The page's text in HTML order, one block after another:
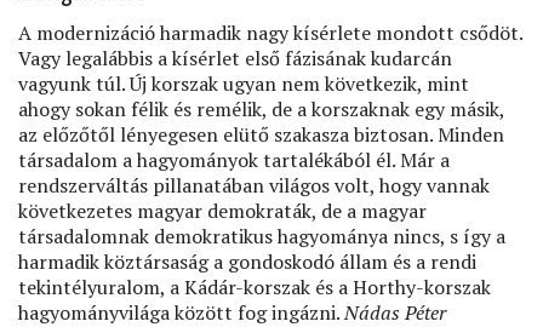
A modernizáció harmadik nagy kísérlete mondott csődöt.
Vagy legalábbis a kísérlet első fázisának kudarcán
vagyunk túl. Új korszak ugyan nem következik, mint
ahogy sokan félik és remélik, de a korszaknak egy másik,
az előzőtől lényegesen elütő szakasza biztosan. Minden
társadalom a hagyományok tartalékából él. Már a
rendszerváltás pillanatában világos volt, hogy vannak
következetes magyar demokraták, de a magyar
társadalomnak demokratikus hagyománya nincs, s így a
harmadik köztársaság a gondoskodó állam és a rendi
tekintélyuralom, a Kádár-korszak és a Horthy-korszak
hagyományvilága között fog ingázni.Nádas Péter